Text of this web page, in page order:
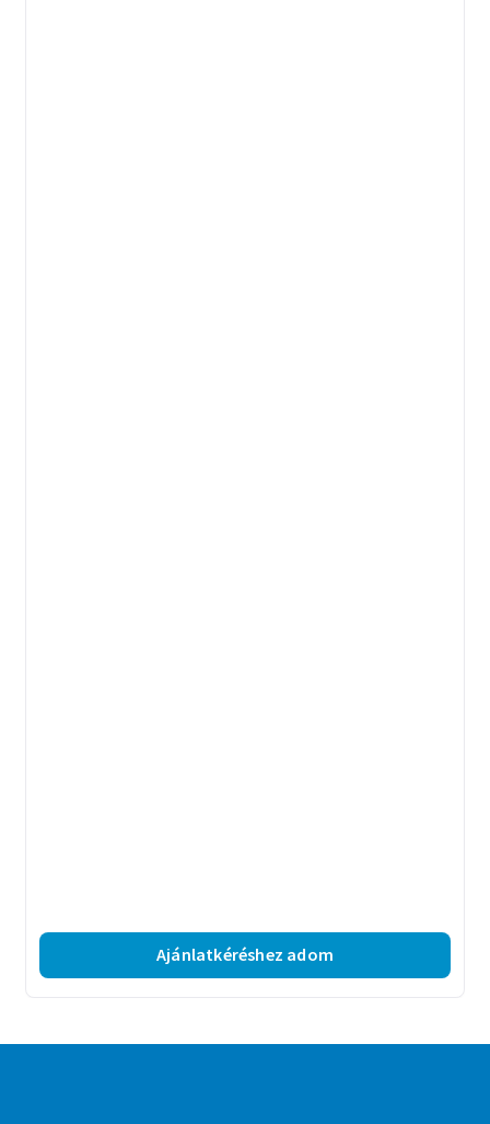
Ajánlatkéréshez adom